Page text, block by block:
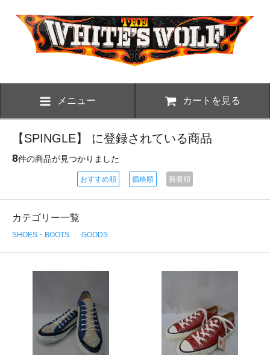
メニュー カートを見る
【SPINGLE】 に登録されている商品
8件の商品が見つかりました
おすすめ順 価格順 新着順
カテゴリー一覧
SHOES・BOOTS GOODS